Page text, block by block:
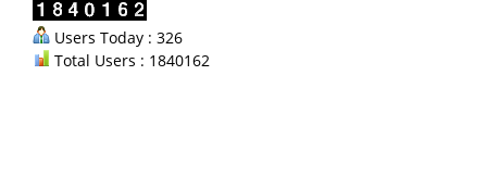
Users Today : 326
Total Users : 1840162